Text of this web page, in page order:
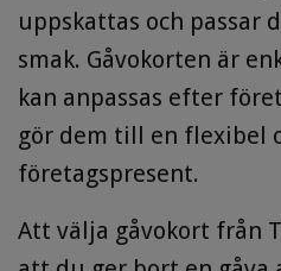
uppskattas och passar
smak. Gåvokorten är
kan anpassas efter
gör dem till en flexibel
företagspresent.
Att välja gåvokort från